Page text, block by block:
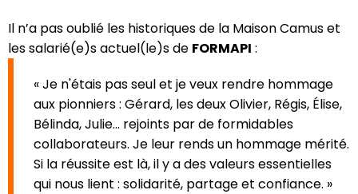
Il n’a pas oublié les historiques de la Maison Camus et
les salarié(e)s actuel(le)s de FORMAPI :
« Je n'étais pas seul et je veux rendre hommage
aux pionniers : Gérard, les deux Olivier, Régis, Élise,
Bélinda, Julie... rejoints par de formidables
collaborateurs. Je leur rends un hommage mérité.
Si la réussite est là, il y a des valeurs essentielles
qui nous lient : solidarité, partage et confiance. »